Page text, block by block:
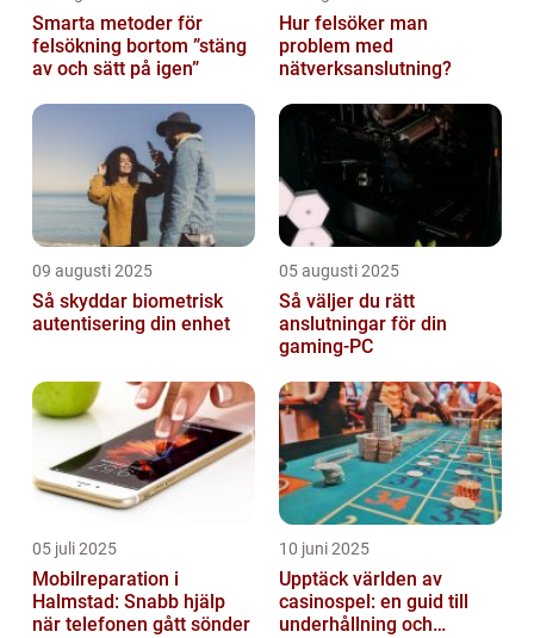
Smarta metoder för
felsökning bortom ”stäng
av och sätt på igen”
Hur felsöker man
problem med
nätverksanslutning?
09 augusti 2025
Så skyddar biometrisk
autentisering din enhet
05 augusti 2025
Så väljer du rätt
anslutningar för din
gaming-PC
05 juli 2025
Mobilreparation i
Halmstad: Snabb hjälp
när telefonen gått sönder
10 juni 2025
Upptäck världen av
casinospel: en guid till
underhållning och